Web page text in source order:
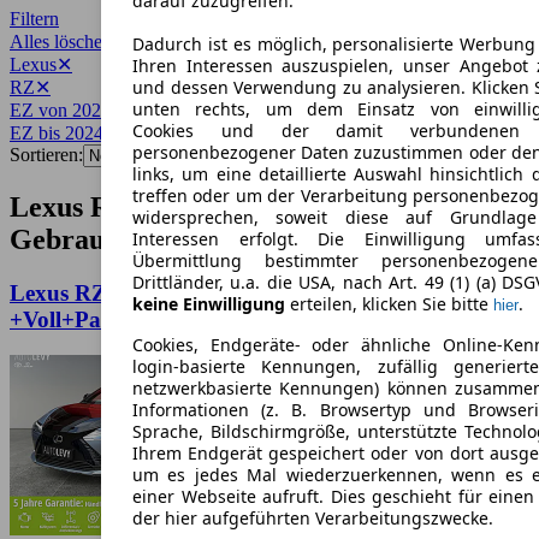
Dadurch ist es möglich, personalisierte
Ihren Interessen auszuspielen, unser Angebot
und dessen Verwendung zu analysieren. Klicken
unten rechts, um dem Einsatz von
Cookies und der damit verbundenen
personenbezogener Daten zuzustimmen oder
links, um eine detaillierte Auswahl hinsichtlich
treffen oder um der Verarbeitung
widersprechen, soweit diese auf
Interessen erfolgt. Die Einwilligung
Übermittlung bestimmter
Drittländer, u.a. die USA, nach Art. 49 (1) (a)
keine Einwilligung erteilen, klicken Sie bitte hier.
Cookies, Endgeräte- oder ähnliche Online-
login-basierte Kennungen, zufällig
netzwerkbasierte Kennungen) können
Informationen (z. B. Browsertyp und
Sprache, Bildschirmgröße, unterstützte
Ihrem Endgerät gespeichert oder von dort
um es jedes Mal wiederzuerkennen, wenn es
einer Webseite aufruft. Dies geschieht für
der hier aufgeführten Verarbeitungszwecke.
Filtern
Alles löschen
Lexus✕
RZ✕
EZ von 2024
EZ bis 2024
Sortieren:
Lexus RZ Baujahr 2024
Gebrauchtwagen-Angebote
Lexus RZ 450e Luxury Line
+Voll+Pano+Design+360+HeadUp+